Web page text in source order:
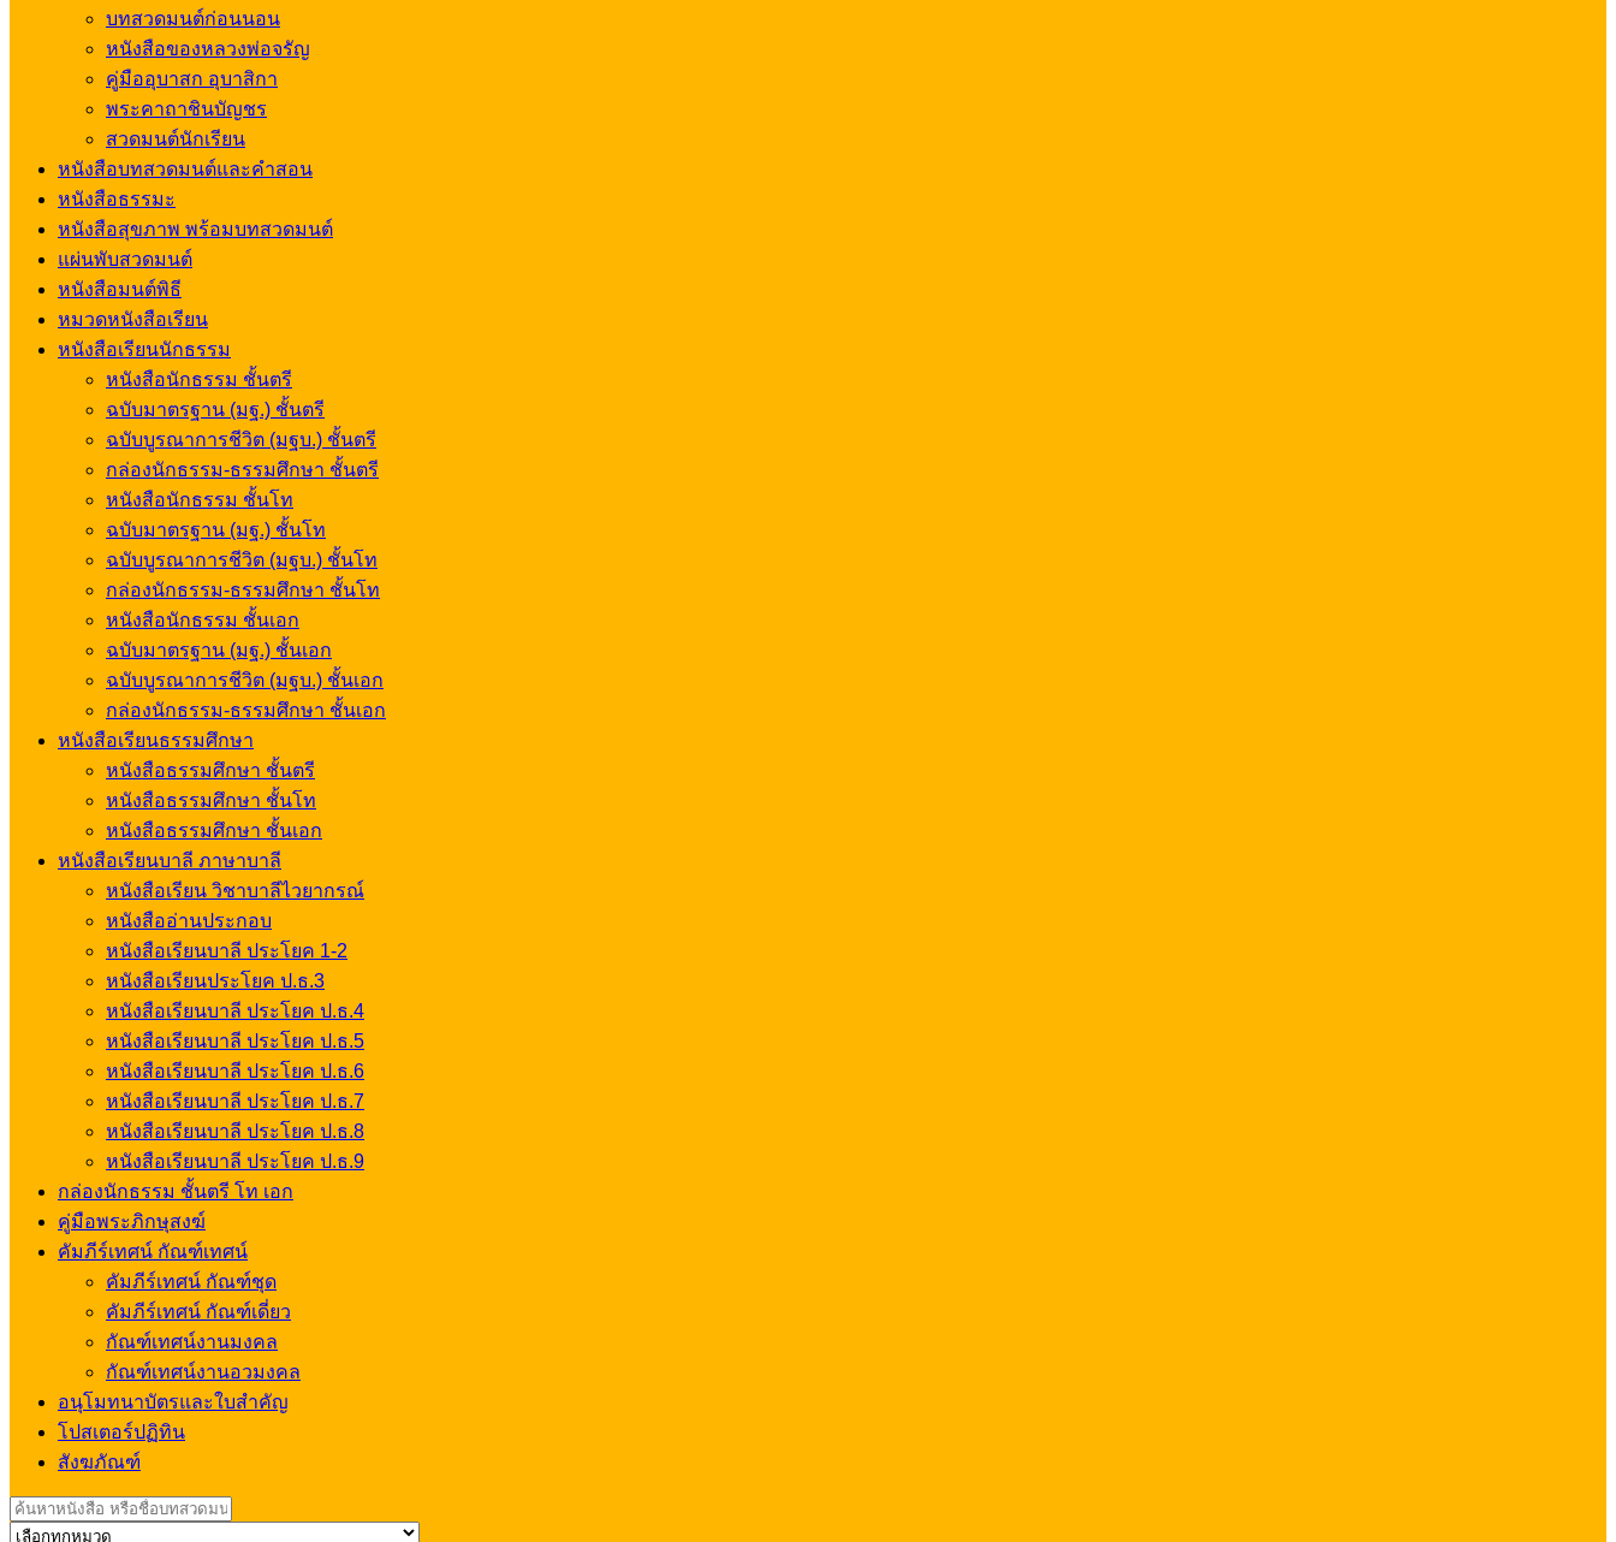
บทสวดมนต์ก่อนนอน
หนังสือของหลวงพ่อจรัญ
คู่มืออุบาสก อุบาสิกา
พระคาถาชินบัญชร
สวดมนต์นักเรียน
หนังสือบทสวดมนต์และคำสอน
หนังสือธรรมะ
หนังสือสุขภาพ พร้อมบทสวดมนต์
แผ่นพับสวดมนต์
หนังสือมนต์พิธี
หมวดหนังสือเรียน
หนังสือเรียนนักธรรม
หนังสือนักธรรม ชั้นตรี
ฉบับมาตรฐาน (มฐ.) ชั้นตรี
ฉบับบูรณาการชีวิต (มฐบ.) ชั้นตรี
กล่องนักธรรม-ธรรมศึกษา ชั้นตรี
หนังสือนักธรรม ชั้นโท
ฉบับมาตรฐาน (มฐ.) ชั้นโท
ฉบับบูรณาการชีวิต (มฐบ.) ชั้นโท
กล่องนักธรรม-ธรรมศึกษา ชั้นโท
หนังสือนักธรรม ชั้นเอก
ฉบับมาตรฐาน (มฐ.) ชั้นเอก
ฉบับบูรณาการชีวิต (มฐบ.) ชั้นเอก
กล่องนักธรรม-ธรรมศึกษา ชั้นเอก
หนังสือเรียนธรรมศึกษา
หนังสือธรรมศึกษา ชั้นตรี
หนังสือธรรมศึกษา ชั้นโท
หนังสือธรรมศึกษา ชั้นเอก
หนังสือเรียนบาลี ภาษาบาลี
หนังสือเรียน วิชาบาลีไวยากรณ์
หนังสืออ่านประกอบ
หนังสือเรียนบาลี ประโยค 1-2
หนังสือเรียนประโยค ป.ธ.3
หนังสือเรียนบาลี ประโยค ป.ธ.4
หนังสือเรียนบาลี ประโยค ป.ธ.5
หนังสือเรียนบาลี ประโยค ป.ธ.6
หนังสือเรียนบาลี ประโยค ป.ธ.7
หนังสือเรียนบาลี ประโยค ป.ธ.8
หนังสือเรียนบาลี ประโยค ป.ธ.9
กล่องนักธรรม ชั้นตรี โท เอก
คู่มือพระภิกษุสงฆ์
คัมภีร์เทศน์ กัณฑ์เทศน์
คัมภีร์เทศน์ กัณฑ์ชุด
คัมภีร์เทศน์ กัณฑ์เดี่ยว
กัณฑ์เทศน์งานมงคล
กัณฑ์เทศน์งานอวมงคล
อนุโมทนาบัตรและใบสำคัญ
โปสเตอร์ปฏิทิน
สังฆภัณฑ์
Search
for: